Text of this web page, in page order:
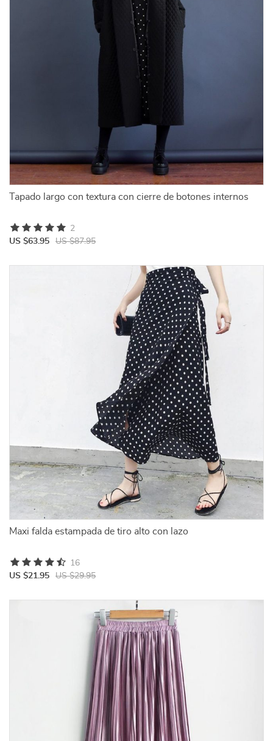
Tapado largo con textura con cierre de botones internos
US $63.95 US $87.95
2
Maxi falda estampada de tiro alto con lazo
US $21.95 US $29.95
16